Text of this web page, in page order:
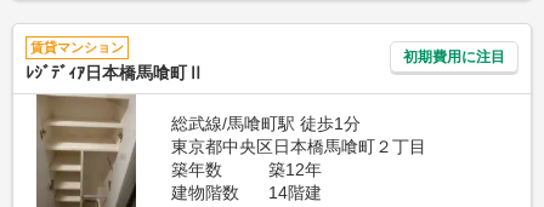
賃貸マンション
ﾚｼﾞﾃﾞｨｱ日本橋馬喰町Ⅱ
初期費用に注目
総武線/馬喰町駅 徒歩1分
東京都中央区日本橋馬喰町２丁目
築年数
築12年
建物階数
14階建